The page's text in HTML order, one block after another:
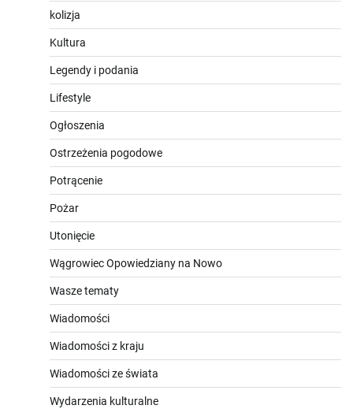
kolizja
Kultura
Legendy i podania
Lifestyle
Ogłoszenia
Ostrzeżenia pogodowe
Potrącenie
Pożar
Utonięcie
Wągrowiec Opowiedziany na Nowo
Wasze tematy
Wiadomości
Wiadomości z kraju
Wiadomości ze świata
Wydarzenia kulturalne